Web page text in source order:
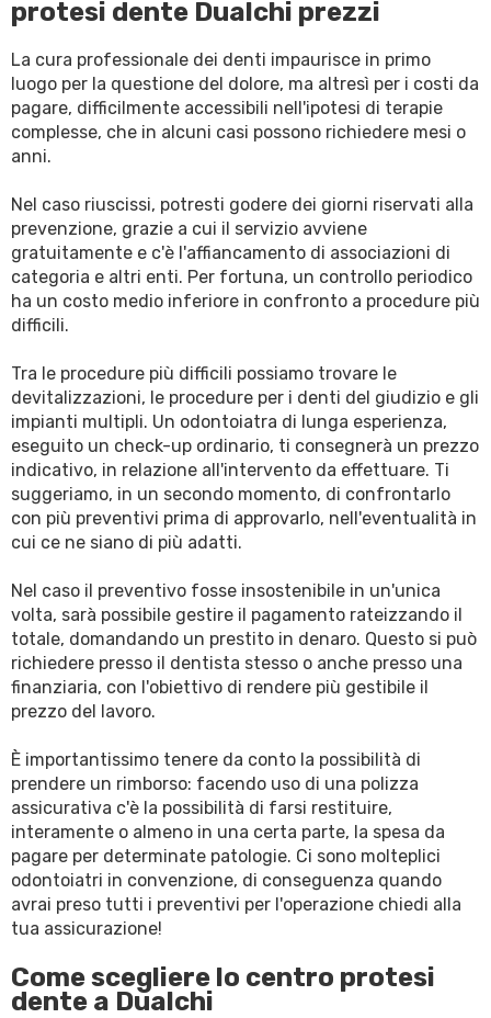
protesi dente Dualchi prezzi
La cura professionale dei denti impaurisce in primo
luogo per la questione del dolore, ma altresì per i costi da
pagare, difficilmente accessibili nell'ipotesi di terapie
complesse, che in alcuni casi possono richiedere mesi o
anni.
Nel caso riuscissi, potresti godere dei giorni riservati alla
prevenzione, grazie a cui il servizio avviene
gratuitamente e c'è l'affiancamento di associazioni di
categoria e altri enti. Per fortuna, un controllo periodico
ha un costo medio inferiore in confronto a procedure più
difficili.
Tra le procedure più difficili possiamo trovare le
devitalizzazioni, le procedure per i denti del giudizio e gli
impianti multipli. Un odontoiatra di lunga esperienza,
eseguito un check-up ordinario, ti consegnerà un prezzo
indicativo, in relazione all'intervento da effettuare. Ti
suggeriamo, in un secondo momento, di confrontarlo
con più preventivi prima di approvarlo, nell'eventualità in
cui ce ne siano di più adatti.
Nel caso il preventivo fosse insostenibile in un'unica
volta, sarà possibile gestire il pagamento rateizzando il
totale, domandando un prestito in denaro. Questo si può
richiedere presso il dentista stesso o anche presso una
finanziaria, con l'obiettivo di rendere più gestibile il
prezzo del lavoro.
È importantissimo tenere da conto la possibilità di
prendere un rimborso: facendo uso di una polizza
assicurativa c'è la possibilità di farsi restituire,
interamente o almeno in una certa parte, la spesa da
pagare per determinate patologie. Ci sono molteplici
odontoiatri in convenzione, di conseguenza quando
avrai preso tutti i preventivi per l'operazione chiedi alla
tua assicurazione!
Come scegliere lo centro protesi
dente a Dualchi